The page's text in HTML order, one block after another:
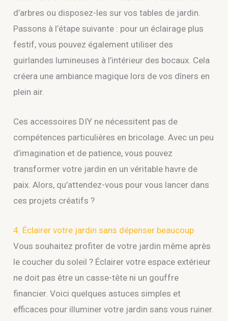
d’arbres ou disposez-les sur vos tables de jardin.
Passons à l’étape suivante : pour un éclairage plus
festif, vous pouvez également utiliser des
guirlandes lumineuses à l’intérieur des bocaux. Cela
créera une ambiance magique lors de vos dîners en
plein air.
Ces accessoires DIY ne nécessitent pas de
compétences particulières en bricolage. Avec un peu
d’imagination et de patience, vous pouvez
transformer votre jardin en un véritable havre de
paix. Alors, qu’attendez-vous pour vous lancer dans
ces projets créatifs ?
4. Éclairer votre jardin sans dépenser beaucoup
Vous souhaitez profiter de votre jardin même après
le coucher du soleil ? Éclairer votre espace extérieur
ne doit pas être un casse-tête ni un gouffre
financier. Voici quelques astuces simples et
efficaces pour illuminer votre jardin sans vous ruiner.